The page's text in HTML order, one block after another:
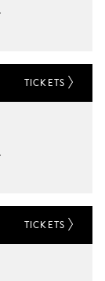
TICKETS
TICKETS